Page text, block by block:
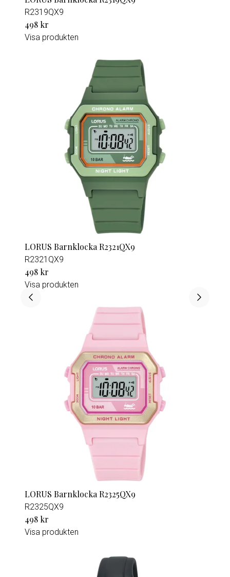
R2319QX9
498 kr
Visa produkten
LORUS Barnklocka R2321QX9
R2321QX9
498 kr
Visa produkten
LORUS Barnklocka R2325QX9
R2325QX9
498 kr
Visa produkten